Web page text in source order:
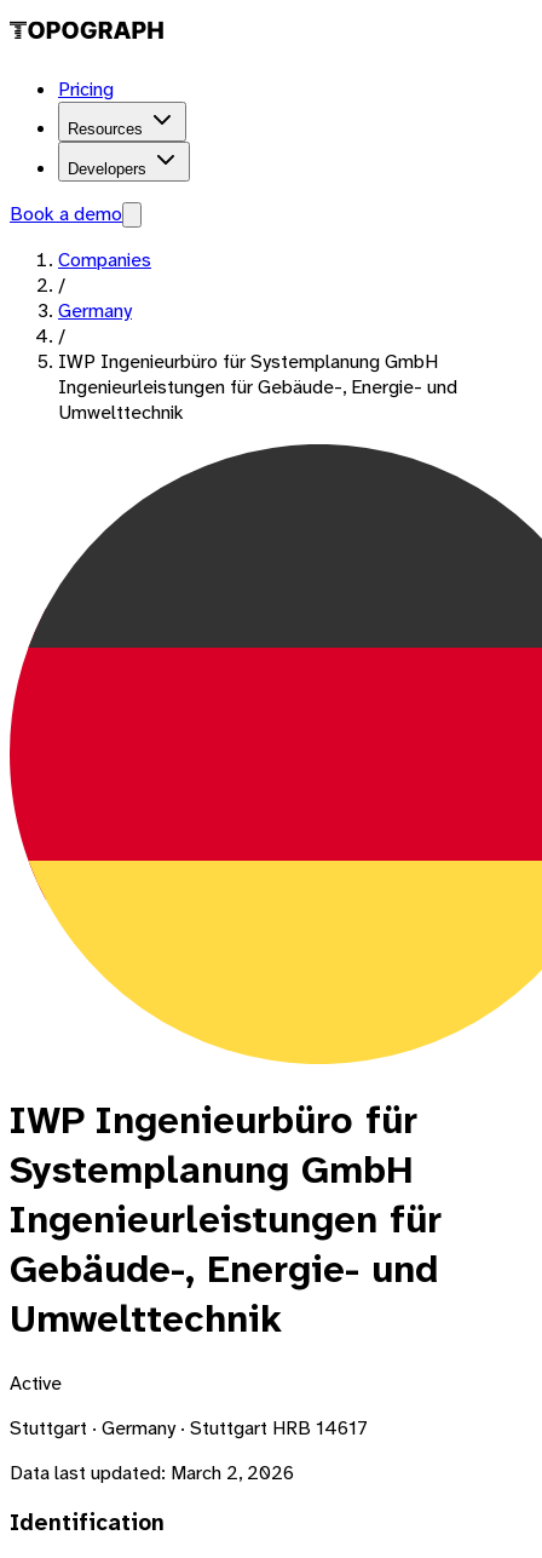
Pricing
Resources
Developers
Book a demo
Companies
/
Germany
/
IWP Ingenieurbüro für Systemplanung GmbH
Ingenieurleistungen für Gebäude-, Energie- und
Umwelttechnik
IWP Ingenieurbüro für
Systemplanung GmbH
Ingenieurleistungen für
Gebäude-, Energie- und
Umwelttechnik
Active
Stuttgart · Germany · Stuttgart HRB 14617
Data last updated: March 2, 2026
Identification